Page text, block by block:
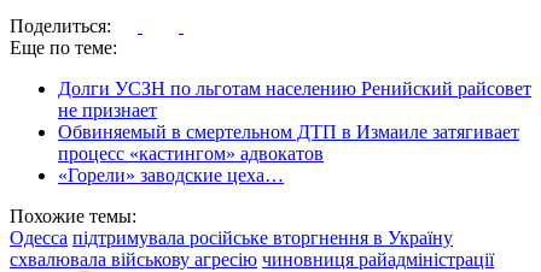
Поделиться:
Еще по теме:
Долги УСЗН по льготам населению Ренийский райсовет
не признает
Обвиняемый в смертельном ДТП в Измаиле затягивает
процесс «кастингом» адвокатов
«Горели» заводские цеха…
Похожие темы:
Одесса підтримувала російське вторгнення в Україну
схвалювала військову агресію чиновниця райадміністрації